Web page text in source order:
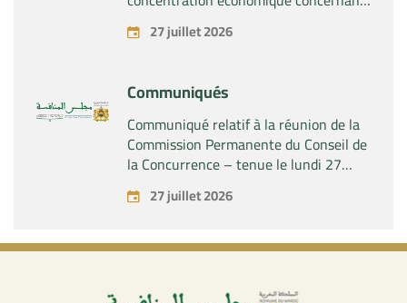
la prise par la société « Fives SAS » du
contrôle exclusif de la société « Aries
27 juillet 2026
Communiqués
Communiqué relatif à la réunion de la
Commission Permanente du Conseil de
la Concurrence – tenue le lundi 27
juillet 2026
27 juillet 2026